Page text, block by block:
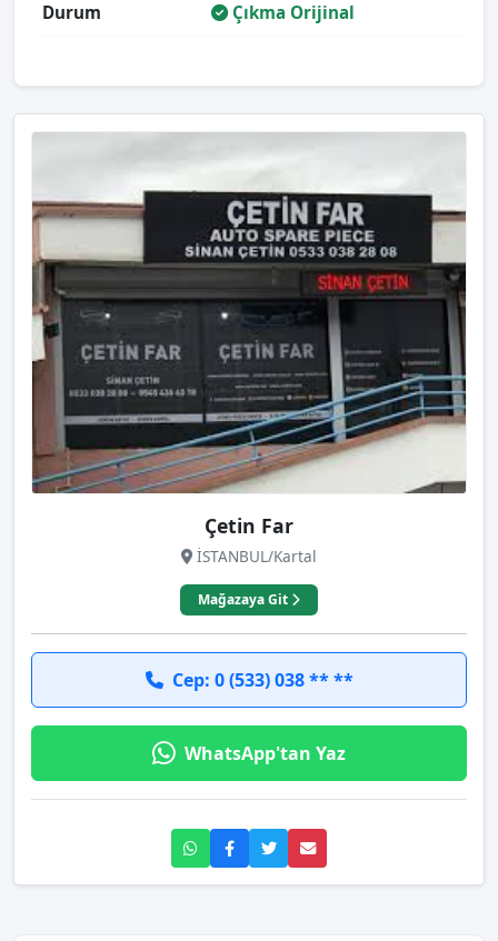
Durum Çıkma Orijinal
Çetin Far
İSTANBUL/Kartal
Mağazaya Git
Cep: 0 (533) 038 ** **
WhatsApp'tan Yaz